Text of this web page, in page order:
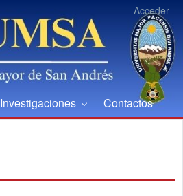
Acceder
Investigaciones Contactos